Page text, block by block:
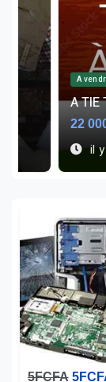
A
A TIE
22
il y
5FCFA